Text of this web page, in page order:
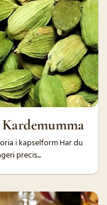
i kapselform Har du
precis...